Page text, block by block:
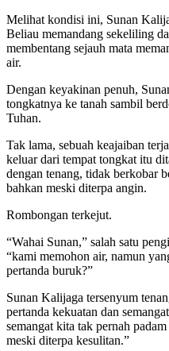
Melihat kondisi ini, Sunan
Beliau memandang sekeliling
membentang sejauh mata
air.
Dengan keyakinan penuh,
tongkatnya ke tanah sambil
Tuhan.
Tak lama, sebuah keajaiban
keluar dari tempat tongkat itu
dengan tenang, tidak berkobar
bahkan meski diterpa angin.
Rombongan terkejut.
“Wahai Sunan,” salah satu
“kami memohon air, namun
pertanda buruk?”
Sunan Kalijaga tersenyum
pertanda kekuatan dan
semangat kita tak pernah
meski diterpa kesulitan.”